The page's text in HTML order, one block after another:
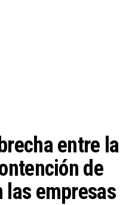
entre la
de
las empresas